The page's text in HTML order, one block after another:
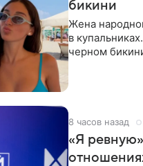
бикини
Жена
в
черном
8 часов назад
«Я